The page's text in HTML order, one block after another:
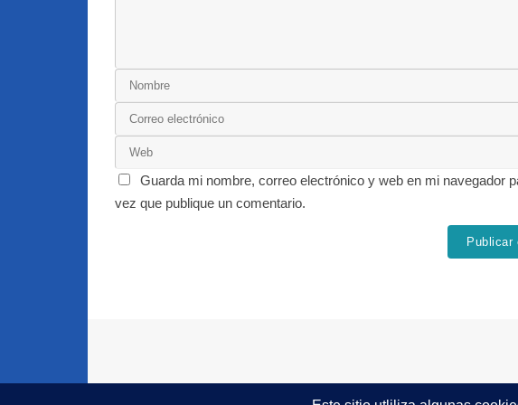
Guarda mi nombre, correo electrónico y web en mi navegador
vez que publique un comentario.